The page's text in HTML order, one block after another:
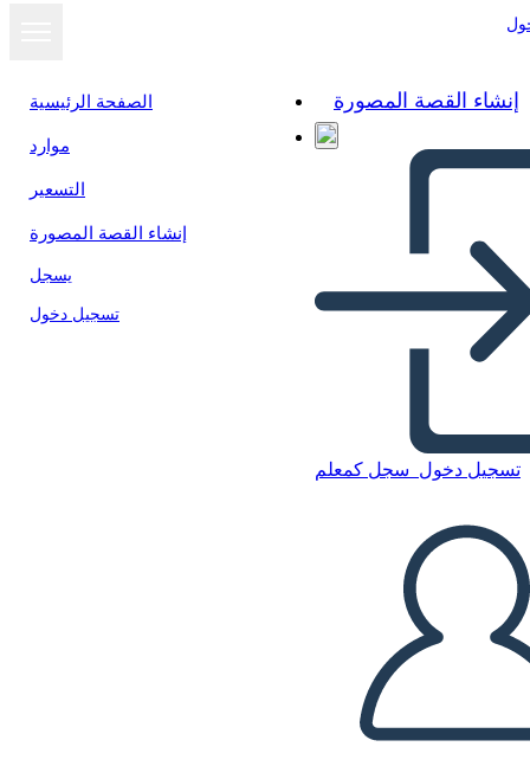
الصفحة الرئيسية
موارد
التسعير
إنشاء القصة المصورة
يسجل
تسجيل دخول
إنشاء القصة المصورة
تسجيل دخول سجل كمعلم
عرض كشرائح